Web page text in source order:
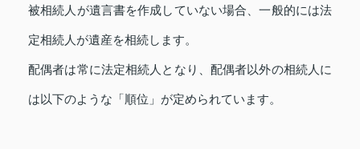
被相続人が遺言書を作成していない場合、一般的には法
定相続人が遺産を相続します。
配偶者は常に法定相続人となり、配偶者以外の相続人に
は以下のような「順位」が定められています。